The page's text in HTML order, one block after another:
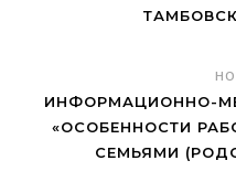
ИНФОРМАЦИОННО-
«ОСОБЕННОСТИ
СЕМЬЯМИ